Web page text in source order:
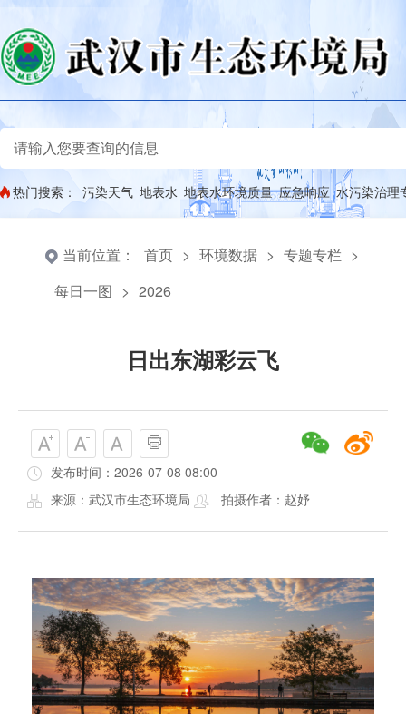
热门搜索： 污染天气 地表水 地表水环境质量 应急响应 水污染治理
当前位置： 首页 > 环境数据 > 专题专栏 >
每日一图 > 2026
日出东湖彩云飞
发布时间：2026-07-08 08:00
来源：武汉市生态环境局
拍摄作者：赵妤